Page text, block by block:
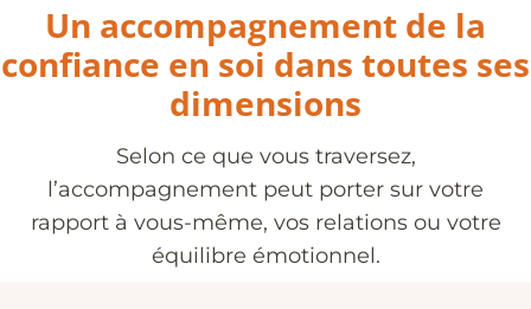
Un accompagnement de la
confiance en soi dans toutes ses
dimensions
Selon ce que vous traversez,
l’accompagnement peut porter sur votre
rapport à vous-même, vos relations ou votre
équilibre émotionnel.